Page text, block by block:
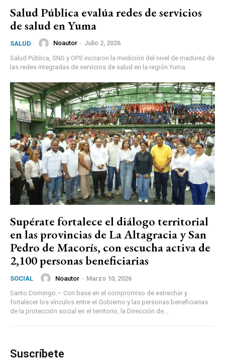
Salud Pública evalúa redes de servicios
de salud en Yuma
SALUD Noautor - Julio 2, 2026
Salud Pública, SNS y OPS iniciaron la medición del nivel de madurez de
las redes integradas de servicios de salud en la región Yuma.
Supérate fortalece el diálogo territorial
en las provincias de La Altagracia y San
Pedro de Macorís, con escucha activa de
2,100 personas beneficiarias
SOCIAL Noautor - Marzo 10, 2026
Santo Domingo.– Con base en el compromiso de estrechar y
fortalecer los vínculos entre el Gobierno y las personas beneficiarias
de la protección social en el territorio, la Dirección de...
Suscríbete